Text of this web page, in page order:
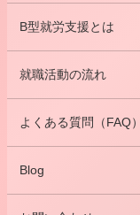
B型就労支援とは
就職活動の流れ
よくある質問（FAQ）
Blog